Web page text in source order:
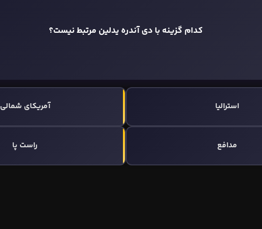
کدام گزینه با دی آندره یدلین مرتبط نیست؟
استرالیا آمریکای شمالی
مدافع راست پا